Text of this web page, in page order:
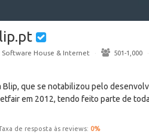
Software House & Internet · 501-1,000 ·
Blip, que se notabilizou pelo
em 2012, tendo feito parte de
de resposta às reviews: 0%